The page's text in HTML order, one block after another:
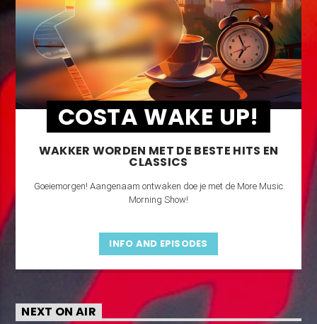
COSTA WAKE UP!
WAKKER WORDEN MET DE BESTE HITS EN
CLASSICS
Goeiemorgen! Aangenaam ontwaken doe je met de More Music
Morning Show!
INFO AND EPISODES
NEXT ON AIR